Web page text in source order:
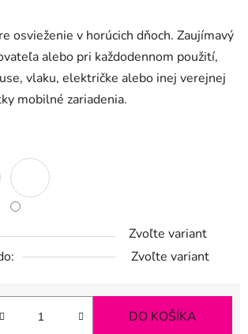
osvieženie v horúcich dňoch. Zaujímavý
alebo pri každodennom použití,
vlaku, električke alebo inej verejnej
mobilné zariadenia.
Zvoľte variant
Zvoľte variant
DO KOŠÍKA